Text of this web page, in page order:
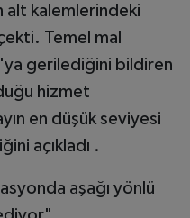
alt kalemlerindeki
Temel mal
gerilediğini bildiren
hizmet
en düşük seviyesi
açıkladı .
aşağı yönlü